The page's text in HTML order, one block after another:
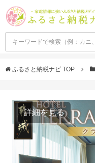
ふるさと納税ナビ TOP
詳細を見る